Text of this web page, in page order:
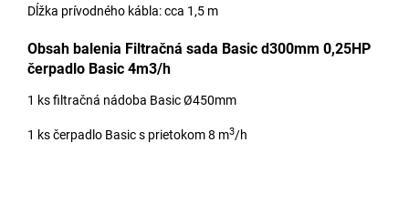
Dĺžka prívodného kábla: cca 1,5 m
Obsah balenia Filtračná sada Basic d300mm 0,25HP
čerpadlo Basic 4m3/h
1 ks filtračná nádoba Basic Ø450mm
1 ks čerpadlo Basic s prietokom 8 m3/h